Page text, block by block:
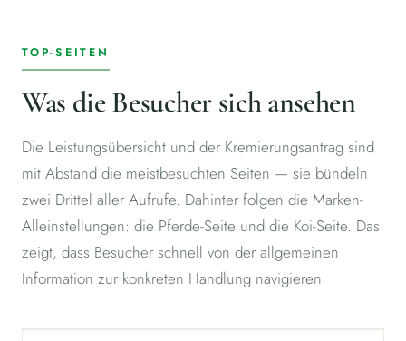
TOP-SEITEN
Was die Besucher sich ansehen
Die Leistungsübersicht und der Kremierungsantrag sind
mit Abstand die meistbesuchten Seiten — sie bündeln
zwei Drittel aller Aufrufe. Dahinter folgen die Marken-
Alleinstellungen: die Pferde-Seite und die Koi-Seite. Das
zeigt, dass Besucher schnell von der allgemeinen
Information zur konkreten Handlung navigieren.